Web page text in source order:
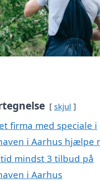
skjul
firma med speciale i
i Aarhus hjælpe
mindst 3 tilbud på
i Aarhus